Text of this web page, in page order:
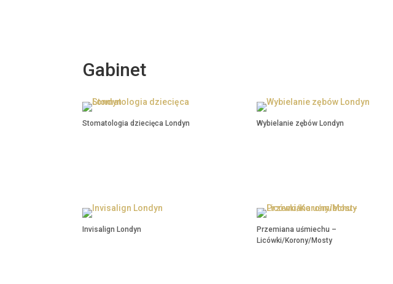
Gabinet
Stomatologia dziecięca Londyn Wybielanie zębów Londyn
Invisalign Londyn
Przemiana uśmiechu –
Licówki/Korony/Mosty